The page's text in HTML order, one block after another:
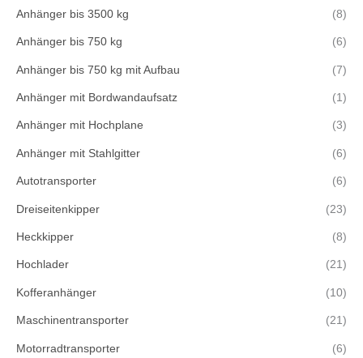
Anhänger bis 3500 kg (8)
Anhänger bis 750 kg (6)
Anhänger bis 750 kg mit Aufbau (7)
Anhänger mit Bordwandaufsatz (1)
Anhänger mit Hochplane (3)
Anhänger mit Stahlgitter (6)
Autotransporter (6)
Dreiseitenkipper (23)
Heckkipper (8)
Hochlader (21)
Kofferanhänger (10)
Maschinentransporter (21)
Motorradtransporter (6)